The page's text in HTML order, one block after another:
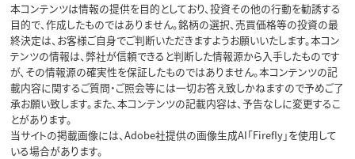
本コンテンツは情報の提供を目的としており、投資その他の行動を勧誘する
目的で、作成したものではありません。銘柄の選択、売買価格等の投資の最
終決定は、お客様ご自身でご判断いただきますようお願いいたします。本コン
テンツの情報は、弊社が信頼できると判断した情報源から入手したものです
が、その情報源の確実性を保証したものではありません。本コンテンツの記
載内容に関するご質問・ご照会等には一切お答え致しかねますので予めご了
承お願い致します。また、本コンテンツの記載内容は、予告なしに変更するこ
とがあります。
当サイトの掲載画像には、Adobe社提供の画像生成AI「Firefly」を使用して
いる場合があります。